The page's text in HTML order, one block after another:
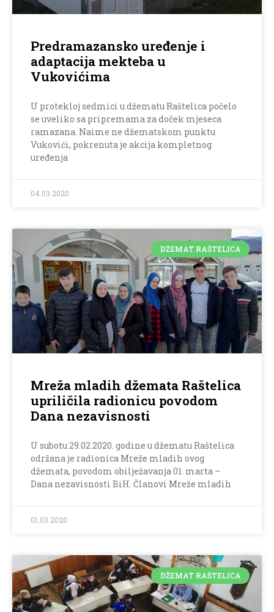
Predramazansko uređenje i
adaptacija mekteba u
Vukovićima
U protekloj sedmici u džematu Raštelica počelo
se uveliko sa pripremama za doček mjeseca
ramazana. Naime ne džematskom punktu
Vukovići, pokrenuta je akcija kompletnog
uređenja
04.03.2020
DŽEMAT RAŠTELICA
Mreža mladih džemata Raštelica
upriličila radionicu povodom
Dana nezavisnosti
U subotu 29.02.2020. godine u džematu Raštelica
održana je radionica Mreže mladih ovog
džemata, povodom obilježavanja 01. marta –
Dana nezavisnosti BiH. Članovi Mreže mladih
01.03.2020
DŽEMAT RAŠTELICA